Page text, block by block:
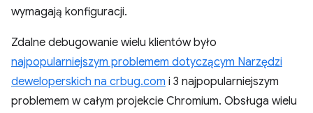
wymagają konfiguracji.
Zdalne debugowanie wielu klientów było
najpopularniejszym problemem dotyczącym Narzędzi
deweloperskich na crbug.com i 3 najpopularniejszym
problemem w całym projekcie Chromium. Obsługa wielu